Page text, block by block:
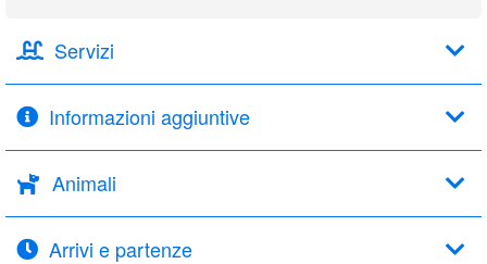
Servizi
Informazioni aggiuntive
Animali
Arrivi e partenze